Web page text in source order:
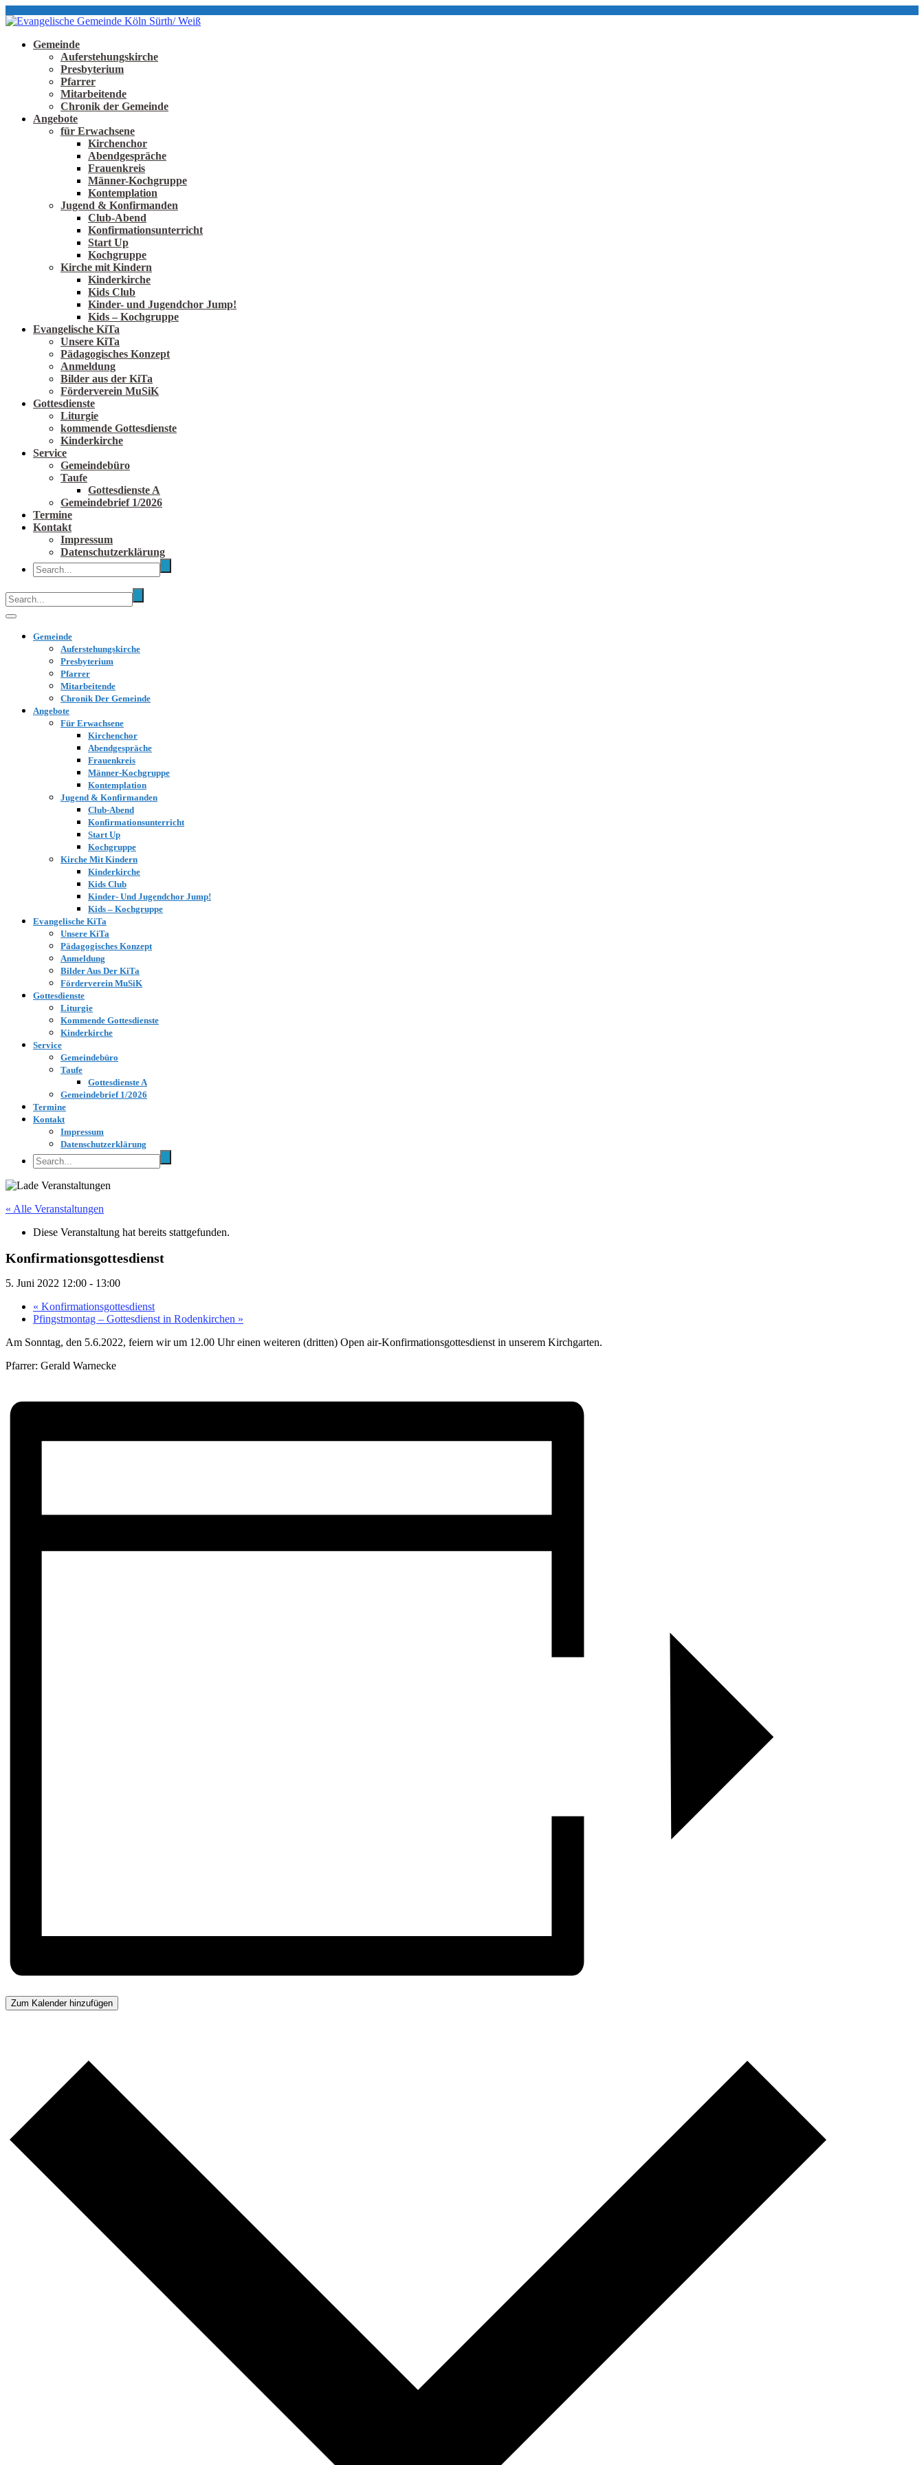
Gemeinde
Auferstehungskirche
Presbyterium
Pfarrer
Mitarbeitende
Chronik der Gemeinde
Angebote
für Erwachsene
Kirchenchor
Abendgespräche
Frauenkreis
Männer-Kochgruppe
Kontemplation
Jugend & Konfirmanden
Club-Abend
Konfirmationsunterricht
Start Up
Kochgruppe
Kirche mit Kindern
Kinderkirche
Kids Club
Kinder- und Jugendchor Jump!
Kids – Kochgruppe
Evangelische KiTa
Unsere KiTa
Pädagogisches Konzept
Anmeldung
Bilder aus der KiTa
Förderverein MuSiK
Gottesdienste
Liturgie
kommende Gottesdienste
Kinderkirche
Service
Gemeindebüro
Taufe
Gottesdienste A
Gemeindebrief 1/2026
Termine
Kontakt
Impressum
Datenschutzerklärung
Gemeinde
Auferstehungskirche
Presbyterium
Pfarrer
Mitarbeitende
Chronik Der Gemeinde
Angebote
Für Erwachsene
Kirchenchor
Abendgespräche
Frauenkreis
Männer-Kochgruppe
Kontemplation
Jugend & Konfirmanden
Club-Abend
Konfirmationsunterricht
Start Up
Kochgruppe
Kirche Mit Kindern
Kinderkirche
Kids Club
Kinder- Und Jugendchor Jump!
Kids – Kochgruppe
Evangelische KiTa
Unsere KiTa
Pädagogisches Konzept
Anmeldung
Bilder Aus Der KiTa
Förderverein MuSiK
Gottesdienste
Liturgie
Kommende Gottesdienste
Kinderkirche
Service
Gemeindebüro
Taufe
Gottesdienste A
Gemeindebrief 1/2026
Termine
Kontakt
Impressum
Datenschutzerklärung
« Alle Veranstaltungen
Diese Veranstaltung hat bereits stattgefunden.
Konfirmationsgottesdienst
5. Juni 2022 12:00 - 13:00
« Konfirmationsgottesdienst
Pfingstmontag – Gottesdienst in Rodenkirchen »
Am Sonntag, den 5.6.2022, feiern wir um 12.00 Uhr einen weiteren (dritten) Open air-Konfirmationsgottesdienst in unserem Kirchgarten.
Pfarrer: Gerald Warnecke
Zum Kalender hinzufügen